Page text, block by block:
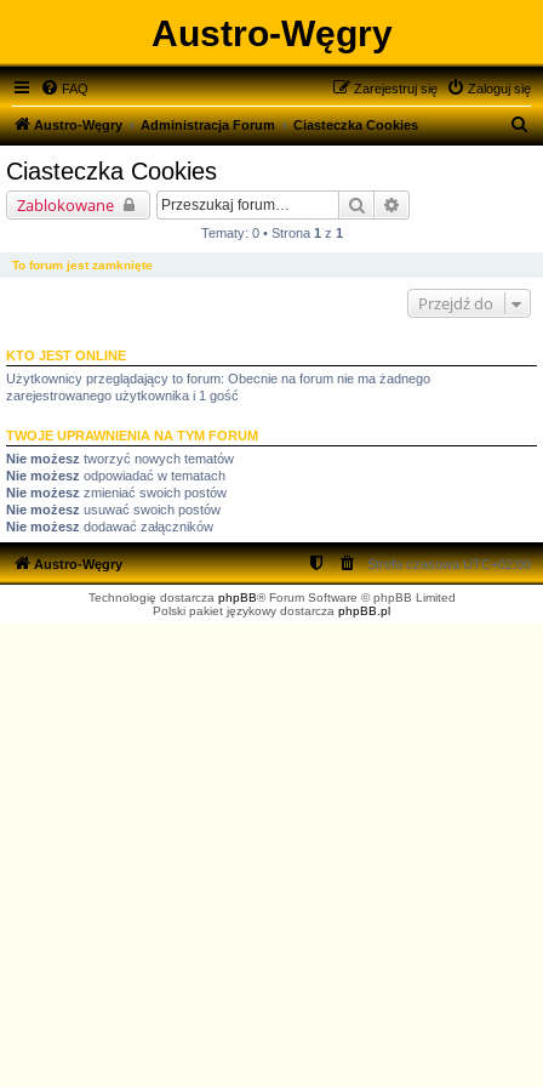
Austro-Węgry
FAQ Zaloguj się
Zarejestruj się
Austro-Węgry Administracja Forum Ciasteczka Cookies
S
Ciasteczka Cookies
Zablokowane Szukaj
Tematy: 0 • Strona 1 z 1
To forum jest zamknięte
Przejdź do
KTO JEST ONLINE
Użytkownicy przeglądający to forum: Obecnie na forum nie ma żadnego
zarejestrowanego użytkownika i 1 gość
TWOJE UPRAWNIENIA NA TYM FORUM
Nie możesz tworzyć nowych tematów
Nie możesz odpowiadać w tematach
Nie możesz zmieniać swoich postów
Nie możesz usuwać swoich postów
Nie możesz dodawać załączników
Austro-Węgry Strefa czasowaUTC+02:00
Technologię dostarcza phpBB® Forum Software © phpBB Limited
Polski pakiet językowy dostarcza phpBB.pl